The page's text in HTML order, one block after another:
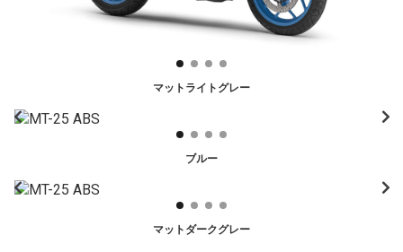
マットライトグレー
ブルー
マットダークグレー